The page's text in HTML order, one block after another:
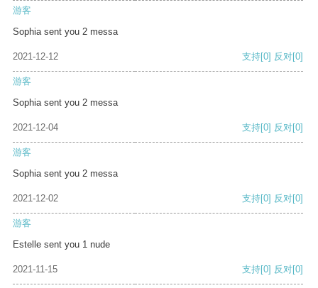
游客
Sophia sent you 2 messa
2021-12-12 支持[0] 反对[0]
游客
Sophia sent you 2 messa
2021-12-04 支持[0] 反对[0]
游客
Sophia sent you 2 messa
2021-12-02 支持[0] 反对[0]
游客
Estelle sent you 1 nude
2021-11-15 支持[0] 反对[0]